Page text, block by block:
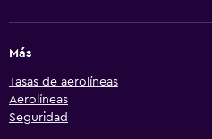
Más
Tasas de aerolíneas
Aerolíneas
Seguridad